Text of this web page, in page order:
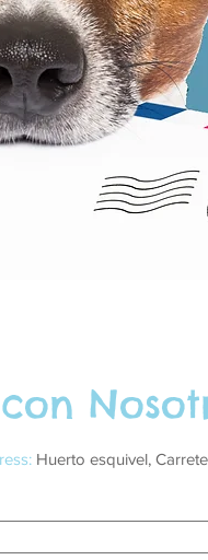
Huerto esquivel,